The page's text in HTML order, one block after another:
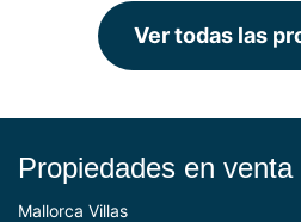
Ver todas las
Propiedades en
Mallorca Villas